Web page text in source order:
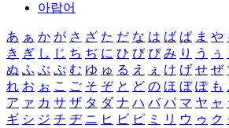
아랍어
あ ぁ か が さ ざ た だ な は ば ぱ ま や
き ぎ し じ ち ぢ に ひ び ぴ み り う ぅ
ぬ ふ ぶ ぷ む ゆ ゅ る え ぇ け げ せ ぜ
れ お ぉ こ ご そ ぞ と ど の ほ ぼ ぽ も
ア ァ カ サ ザ タ ダ ナ ハ バ パ マ ヤ ャ
ギ シ ジ チ ヂ ニ ヒ ビ ピ ミ リ ウ ゥ ク